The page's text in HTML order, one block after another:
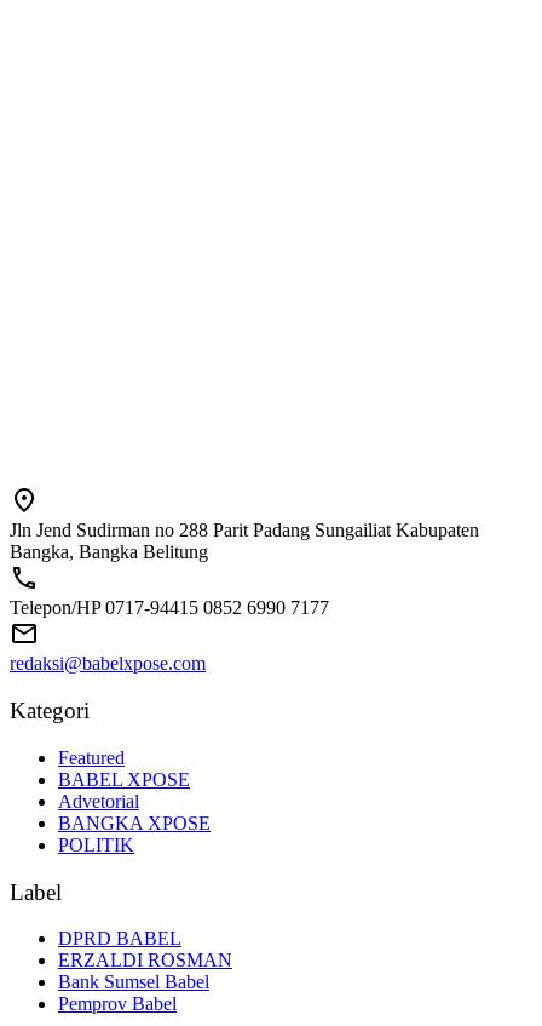
Jln Jend Sudirman no 288 Parit Padang Sungailiat Kabupaten
Bangka, Bangka Belitung
Telepon/HP 0717-94415 0852 6990 7177
redaksi@babelxpose.com
Kategori
Featured
BABEL XPOSE
Advetorial
BANGKA XPOSE
POLITIK
Label
DPRD BABEL
ERZALDI ROSMAN
Bank Sumsel Babel
Pemprov Babel